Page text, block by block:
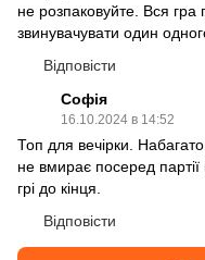
не розпаковуйте. Вся
звинувачувати один
Відповісти
Софія
16.10.2024 в 14:52
Топ для вечірки.
не вмирає посеред
грі до кінця.
Відповісти